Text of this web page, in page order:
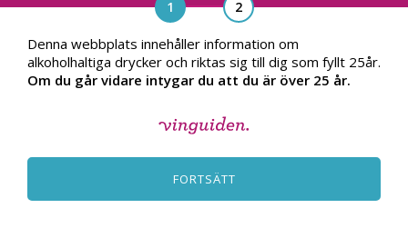
Denna webbplats innehåller information om
alkoholhaltiga drycker och riktas sig till dig som fyllt 25år.
Om du går vidare intygar du att du är över 25 år.
FORTSÄTT